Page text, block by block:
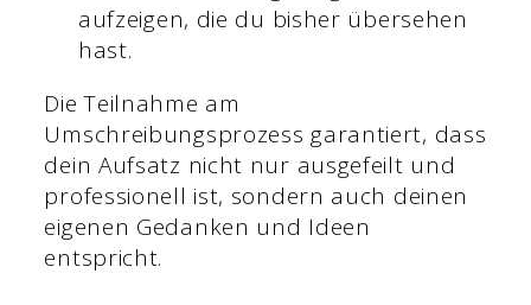
aufzeigen, die du bisher übersehen
hast.
Die Teilnahme am
Umschreibungsprozess garantiert, dass
dein Aufsatz nicht nur ausgefeilt und
professionell ist, sondern auch deinen
eigenen Gedanken und Ideen
entspricht.